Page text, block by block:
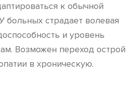
к обычной
больных страдает волевая
и уровень
Возможен переход острой
в хроническую.